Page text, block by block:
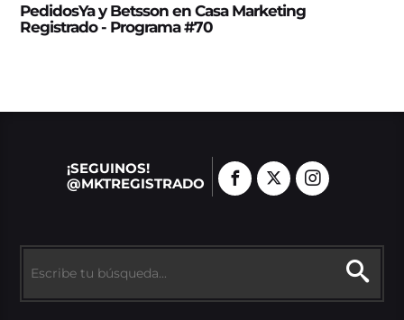
PedidosYa y Betsson en Casa Marketing
Registrado - Programa #70
¡SEGUINOS!
@MKTREGISTRADO